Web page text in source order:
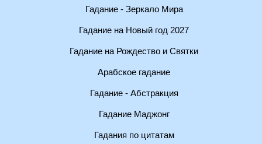
Гадание - Зеркало Мира
Гадание на Новый год 2027
Гадание на Рождество и Святки
Арабское гадание
Гадание - Абстракция
Гадание Маджонг
Гадания по цитатам